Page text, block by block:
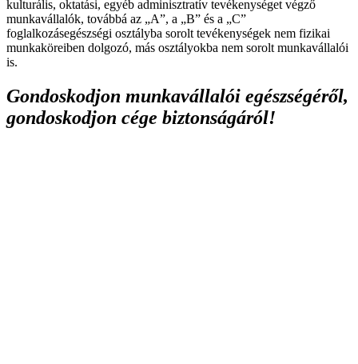
kulturális, oktatási, egyéb adminisztratív tevékenységet végző
munkavállalók, továbbá az „A”, a „B” és a „C”
foglalkozásegészségi osztályba sorolt tevékenységek nem fizikai
munkaköreiben dolgozó, más osztályokba nem sorolt munkavállalói
is.
Gondoskodjon munkavállalói egészségéről,
gondoskodjon cége biztonságáról!